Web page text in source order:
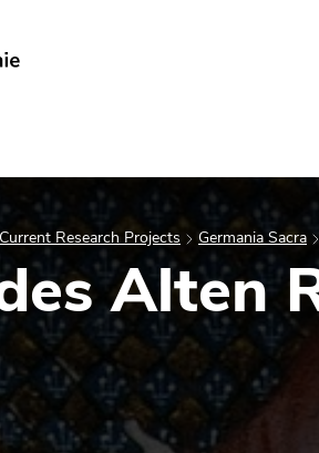
Research Projects Germania Sacra
Alten